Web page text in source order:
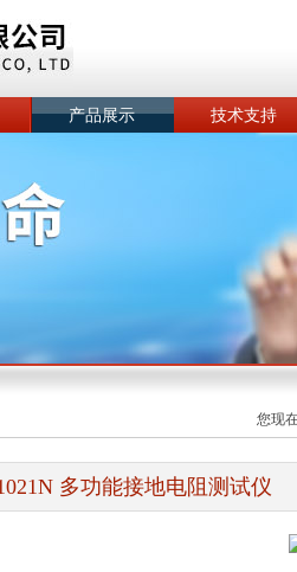
产品展示 技术支持
您现
多功能接地电阻测试仪